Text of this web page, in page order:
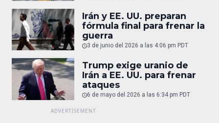
Irán y EE. UU. preparan
fórmula final para frenar la
guerra
3 de junio del 2026 a las 4:06 pm PDT
Trump exige uranio de
Irán a EE. UU. para frenar
ataques
6 de mayo del 2026 a las 6:34 pm PDT